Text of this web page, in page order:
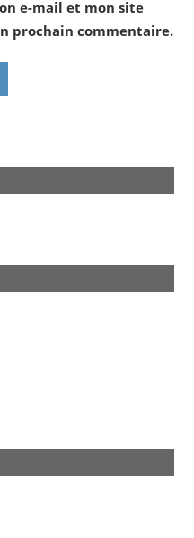
e-mail et mon site
prochain commentaire.